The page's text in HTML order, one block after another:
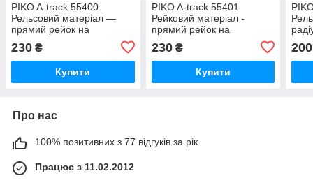
PIKO A-track 55400
Рельсовий матеріал —
прямий рейок на
завдовжки 239 мм,
масштабу 1:87
230 ₴
Купити
PIKO A-track 55401
Рейковий матеріал -
прямий рейок на
баластної призми G231,
довжиною 231мм,
масштабу 1:87
230₴
Купити
1:87
200
Про нас
100% позитивних з 77 відгуків за рік
Працює з 11.02.2012